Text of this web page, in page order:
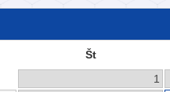
Št
1